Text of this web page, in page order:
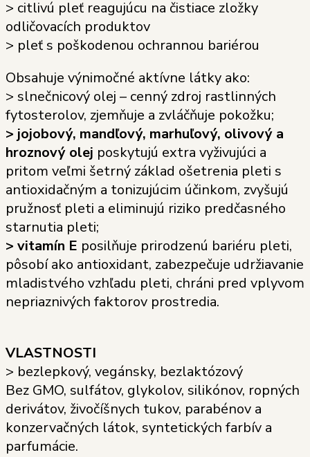
> citlivú pleť reagujúcu na čistiace zložky
odličovacích produktov
> pleť s poškodenou ochrannou bariérou
Obsahuje výnimočné aktívne látky ako:
> slnečnicový olej – cenný zdroj rastlinných
fytosterolov, zjemňuje a zvláčňuje pokožku;
> jojobový, mandľový, marhuľový, olivový a
hroznový olej poskytujú extra vyživujúci a
pritom veľmi šetrný základ ošetrenia pleti s
antioxidačným a tonizujúcim účinkom, zvyšujú
pružnosť pleti a eliminujú riziko predčasného
starnutia pleti;
> vitamín E posilňuje prirodzenú bariéru pleti,
pôsobí ako antioxidant, zabezpečuje udržiavanie
mladistvého vzhľadu pleti, chráni pred vplyvom
nepriaznivých faktorov prostredia.
VLASTNOSTI
> bezlepkový, vegánsky, bezlaktózový
Bez GMO, sulfátov, glykolov, silikónov, ropných
derivátov, živočíšnych tukov, parabénov a
konzervačných látok, syntetických farbív a
parfumácie.